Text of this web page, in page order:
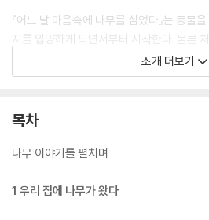
『어느 날 마음속에 나무를 심었다』는 동물
지를 입양하게 되면서부터 시작한다. 물론
대한 불안과 후회도 있었다. 강아지에 대해
작은 생명을 돌보는 게 버거웠기 때문이다.
게 한다. '나무'를 사랑하게 되면서 저자에게
기 시작한 것! 안쓰럽고 불쌍한 사연의 동물
을 사랑하게 된 것이다.
소개 더보기
목차
나무 이야기를 펼치며
1 우리 집에 나무가 왔다